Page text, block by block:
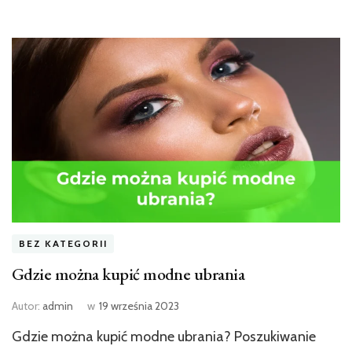
BEZ KATEGORII
Gdzie można kupić modne ubrania
Autor: admin w 19 września 2023
Gdzie można kupić modne ubrania? Poszukiwanie